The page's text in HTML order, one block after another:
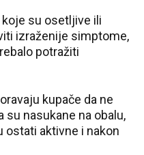
su osetljive ili
izraženije simptome,
potražiti
kupače da ne
su nasukane na obalu,
ostati aktivne i nakon